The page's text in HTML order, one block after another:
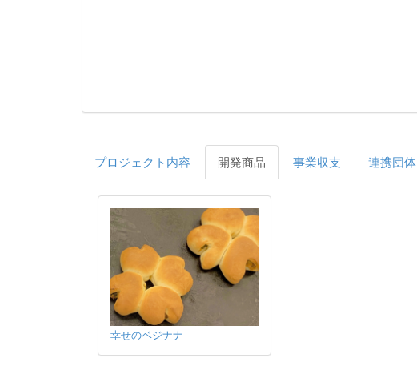
プロジェクト内容 開発商品 事業収支 連携団体
幸せのベジナナ